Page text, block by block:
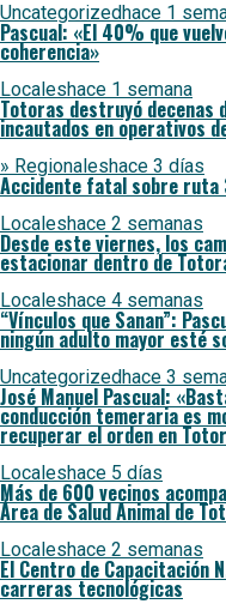
Uncategorizedhace 1
Pascual: «El 40% que
coherencia»
Localeshace 1 semana
Totoras destruyó decenas
incautados en operativos
» Regionaleshace 3 días
Accidente fatal sobre ruta
Localeshace 2 semanas
Desde este viernes, los
estacionar dentro de
Localeshace 4 semanas
“Vínculos que Sanan”:
ningún adulto mayor esté
Uncategorizedhace 3
José Manuel Pascual:
conducción temeraria es
recuperar el orden en
Localeshace 5 días
Más de 600 vecinos
Área de Salud Animal de
Localeshace 2 semanas
El Centro de Capacitación
carreras tecnológicas